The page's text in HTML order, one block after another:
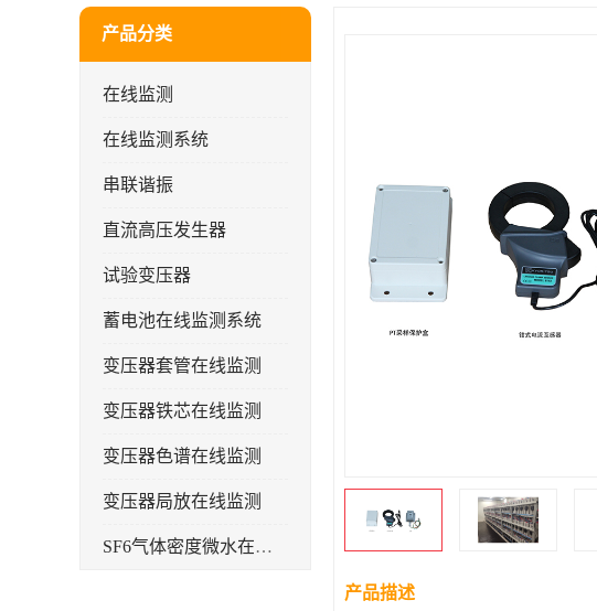
产品分类
在线监测
在线监测系统
串联谐振
直流高压发生器
试验变压器
蓄电池在线监测系统
变压器套管在线监测
变压器铁芯在线监测
变压器色谱在线监测
变压器局放在线监测
SF6气体密度微水在线监测系统
产品描述